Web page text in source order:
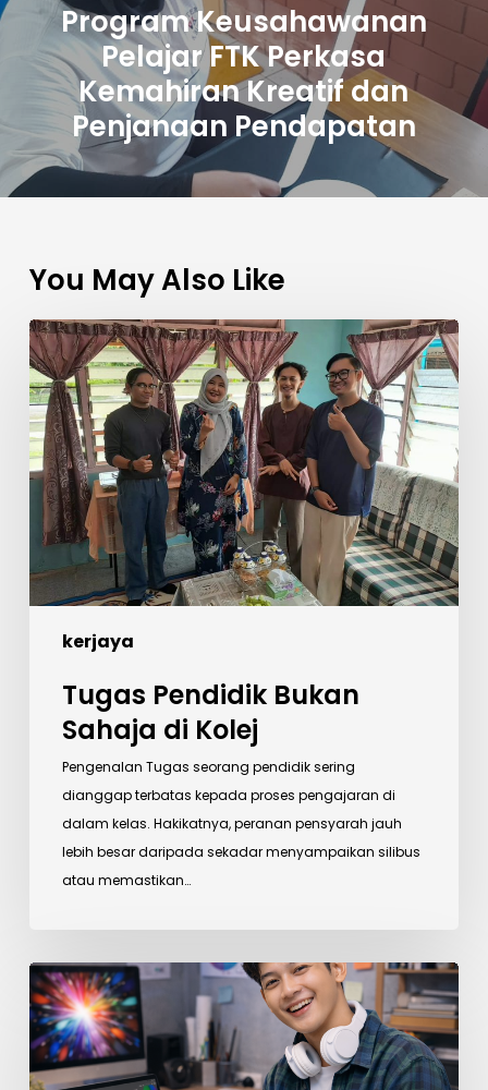
Program Keusahawanan
Pelajar FTK Perkasa
Kemahiran Kreatif dan
Penjanaan Pendapatan
You May Also Like
kerjaya
Tugas
Pendidik
Bukan
Sahaja
di
Kolej
Tugas Pendidik Bukan
Sahaja di Kolej
Pengenalan Tugas seorang pendidik sering
dianggap terbatas kepada proses pengajaran di
dalam kelas. Hakikatnya, peranan pensyarah jauh
lebih besar daripada sekadar menyampaikan silibus
atau memastikan…
Program
Rekabentuk
Grafik:
Pilihan